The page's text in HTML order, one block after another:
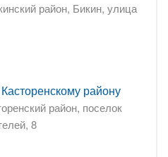
район, Бикин, улица
району
район, поселок
8